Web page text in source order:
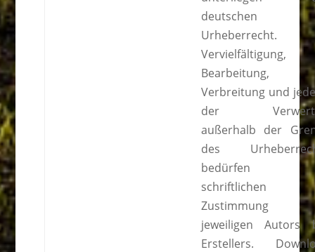
deutschen
Urheberrecht.
Vervielfältigung,
Bearbeitung,
Verbreitung und
der
außerhalb der
des
bedürfen
schriftlichen
Zustimmung
jeweiligen Autors
Erstellers.